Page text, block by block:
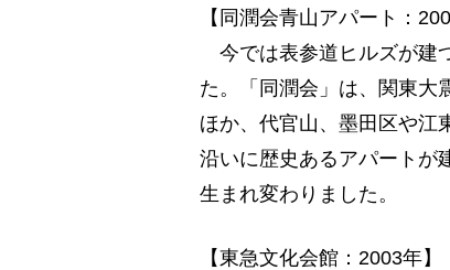
【同潤会青山アパート：
今では表参道ヒルズが建
た。「同潤会」は、関東大
ほか、代官山、墨田区や江
沿いに歴史あるアパートが
生まれ変わりました。
【東急文化会館：2003年】